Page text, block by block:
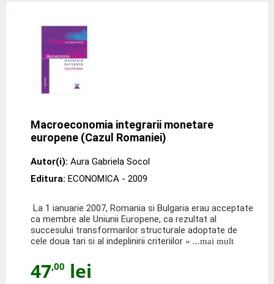
Macroeconomia integrarii monetare
europene (Cazul Romaniei)
Autor(i): Aura Gabriela Socol
Editura: ECONOMICA - 2009
La 1 ianuarie 2007, Romania si Bulgaria erau acceptate
ca membre ale Uniunii Europene, ca rezultat al
succesului transformarilor structurale adoptate de
cele doua tari si al indeplinirii criteriilor » ...mai mult
47,00 lei